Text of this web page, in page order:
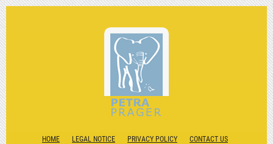
HOME LEGAL NOTICE PRIVACY POLICY CONTACT US